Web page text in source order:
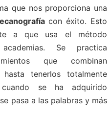
que nos proporciona una
con éxito. Esto
a que usa el método
Se practica
que combinan
tenerlos totalmente
cuando se ha adquirido
pasa a las palabras y más